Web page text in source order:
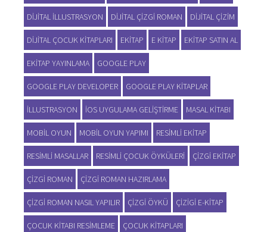
DIJITAL ILLUSTRASYON DIJITAL ÇIZGI ROMAN DIJITAL ÇIZIM
DIJITAL ÇOCUK KITAPLARI EKITAP E KITAP EKITAP SATIN AL
EKITAP YAYINLAMA GOOGLE PLAY
GOOGLE PLAY DEVELOPER GOOGLE PLAY KITAPLAR
ILLUSTRASYON IOS UYGULAMA GELIŞTIRME MASAL KITABI
MOBIL OYUN MOBIL OYUN YAPIMI RESIMLI EKITAP
RESIMLI MASALLAR RESIMLI ÇOCUK ÖYKÜLERI ÇIZGI EKITAP
ÇIZGI ROMAN ÇIZGI ROMAN HAZIRLAMA
ÇIZGI ROMAN NASIL YAPILIR ÇIZGI ÖYKÜ ÇIZIGI E-KITAP
ÇOCUK KITABI RESIMLEME ÇOCUK KITAPLARI